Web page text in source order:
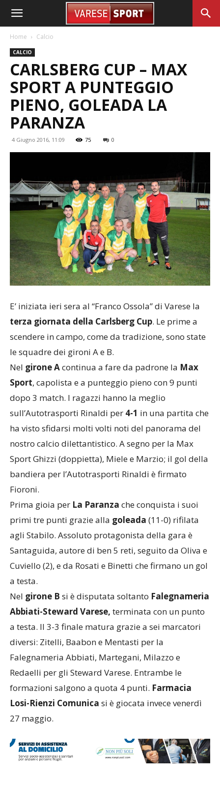
Home Calcio
CALCIO
CARLSBERG CUP – MAX
SPORT A PUNTEGGIO
PIENO, GOLEADA LA
PARANZA
4 Giugno 2016, 11:09 75 0
E’ iniziata ieri sera al “Franco Ossola” di Varese la
terza giornata della Carlsberg Cup. Le prime a
scendere in campo, come da tradizione, sono state
le squadre dei gironi A e B.
Nel girone Acontinua a fare da padrone la Max
Sport, capolista e a punteggio pieno con 9 punti
dopo 3 match. I ragazzi hanno la meglio
sull’Autotrasporti Rinaldi per 4-1 in una partita che
ha visto sfidarsi molti volti noti del panorama del
nostro calcio dilettantistico. A segno per la Max
Sport Ghizzi (doppietta), Miele e Marzio; il gol della
bandiera per l’Autotrasporti Rinaldi è firmato
Fioroni.
Prima gioia per La Paranza che conquista i suoi
primi tre punti grazie alla goleada (11-0) rifilata
agli Stabilo. Assoluto protagonista della gara è
Santaguida, autore di ben 5 reti, seguito da Oliva e
Cuviello (2), e da Rosati e Binetti che firmano un gol
a testa.
Nel girone B si è disputata soltanto Falegnameria
Abbiati-Steward Varese, terminata con un punto
a testa. Il 3-3 finale matura grazie a sei marcatori
diversi: Zitelli, Baabon e Mentasti per la
Falegnameria Abbiati, Martegani, Milazzo e
Redaelli per gli Steward Varese. Entrambe le
formazioni salgono a quota 4 punti. Farmacia
Losi-Rienzi Comunica si è giocata invece venerdì
27 maggio.